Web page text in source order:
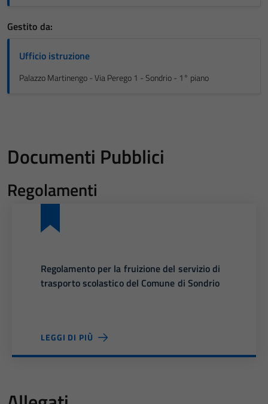
Gestito da:
Ufficio istruzione
Palazzo Martinengo - Via Perego 1 - Sondrio - 1° piano
Documenti Pubblici
Regolamenti
Regolamento per la fruizione del servizio di
trasporto scolastico del Comune di Sondrio
LEGGI DI PIÙ